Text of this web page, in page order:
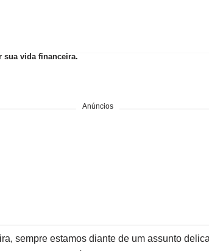
sua vida financeira.
Anúncios
sempre estamos diante de um assunto